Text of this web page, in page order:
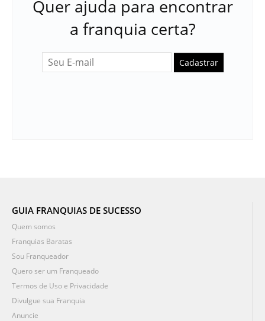
Quer ajuda para encontrar
a franquia certa?
Cadastrar
GUIA FRANQUIAS DE SUCESSO
Quem somos
Franquias Baratas
Sou Franqueador
Quero ser um Franqueado
Termos de Uso e Privacidade
Divulgue sua Franquia
Anuncie